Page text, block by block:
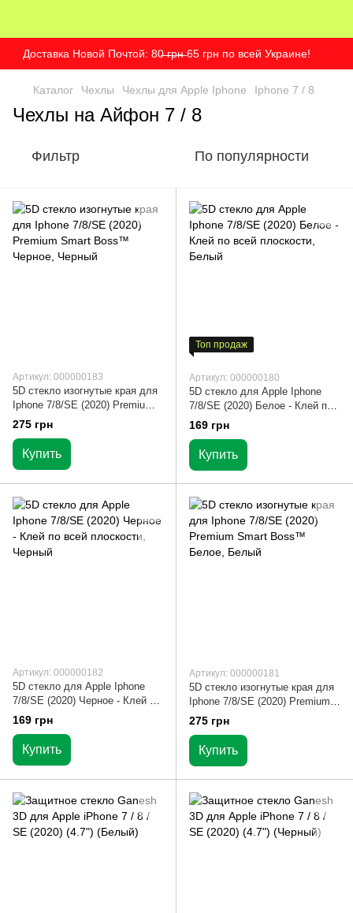
Доставка Новой Почтой: 80̶ ̶г̶р̶н̶ 65 грн по всей Украине!
Каталог Чехлы Чехлы для Apple Iphone Iphone 7 / 8
Чехлы на Айфон 7 / 8
Фильтр По популярности
Артикул: 000000183
5D стекло изогнутые края для
Iphone 7/8/SE (2020) Premium
Smart Boss™ Черное
275 грн
Купить
Топ продаж
Артикул: 000000180
5D стекло для Apple Iphone
7/8/SE (2020) Белое - Клей по
всей плоскости
169 грн
Купить
Артикул: 000000182
5D стекло для Apple Iphone
7/8/SE (2020) Черное - Клей по
всей плоскости
169 грн
Купить
Артикул: 000000181
5D стекло изогнутые края для
Iphone 7/8/SE (2020) Premium
Smart Boss™ Белое
275 грн
Купить